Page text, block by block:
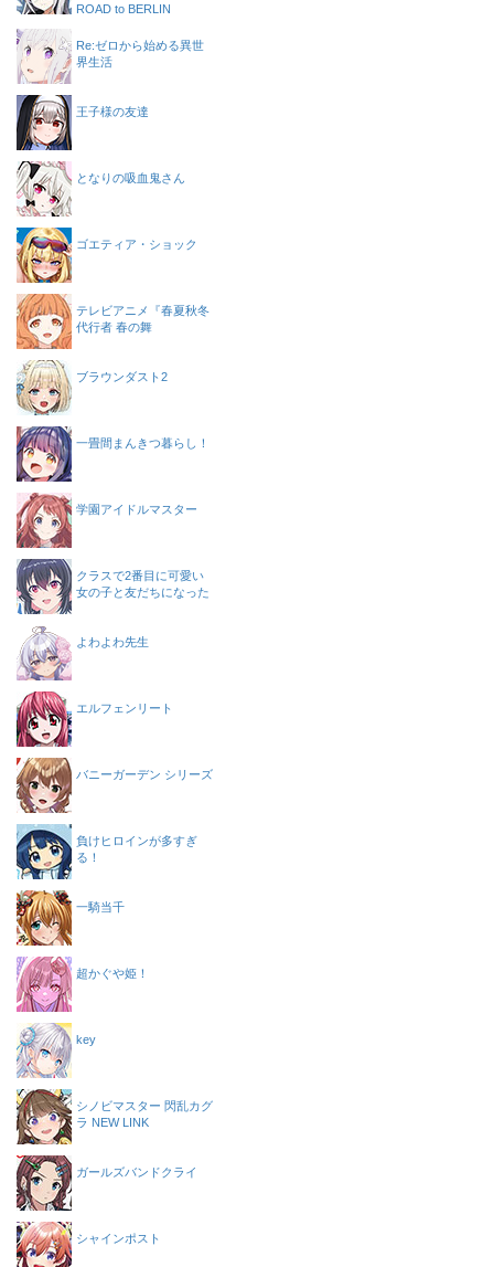
ROAD to BERLIN
Re:ゼロから始める異世
界生活
王子様の友達
となりの吸血鬼さん
ゴエティア・ショック
テレビアニメ『春夏秋冬
代行者 春の舞
ブラウンダスト2
一畳間まんきつ暮らし！
学園アイドルマスター
クラスで2番目に可愛い
女の子と友だちになった
よわよわ先生
エルフェンリート
バニーガーデン シリーズ
負けヒロインが多すぎ
る！
一騎当千
超かぐや姫！
key
シノビマスター 閃乱カグ
ラ NEW LINK
ガールズバンドクライ
シャインポスト